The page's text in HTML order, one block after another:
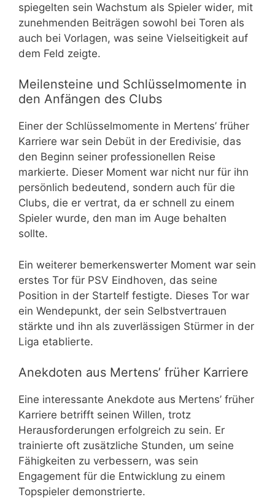
spiegelten sein Wachstum als Spieler wider, mit
zunehmenden Beiträgen sowohl bei Toren als
auch bei Vorlagen, was seine Vielseitigkeit auf
dem Feld zeigte.
Meilensteine und Schlüsselmomente in
den Anfängen des Clubs
Einer der Schlüsselmomente in Mertens’ früher
Karriere war sein Debüt in der Eredivisie, das
den Beginn seiner professionellen Reise
markierte. Dieser Moment war nicht nur für ihn
persönlich bedeutend, sondern auch für die
Clubs, die er vertrat, da er schnell zu einem
Spieler wurde, den man im Auge behalten
sollte.
Ein weiterer bemerkenswerter Moment war sein
erstes Tor für PSV Eindhoven, das seine
Position in der Startelf festigte. Dieses Tor war
ein Wendepunkt, der sein Selbstvertrauen
stärkte und ihn als zuverlässigen Stürmer in der
Liga etablierte.
Anekdoten aus Mertens’ früher Karriere
Eine interessante Anekdote aus Mertens’ früher
Karriere betrifft seinen Willen, trotz
Herausforderungen erfolgreich zu sein. Er
trainierte oft zusätzliche Stunden, um seine
Fähigkeiten zu verbessern, was sein
Engagement für die Entwicklung zu einem
Topspieler demonstrierte.